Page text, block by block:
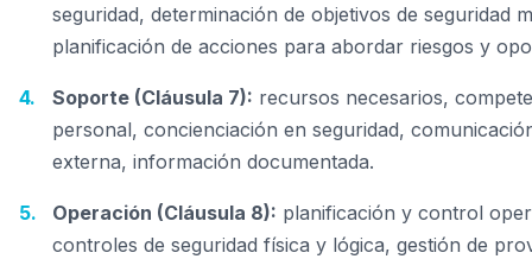
seguridad, determinación de objetivos de seguridad
planificación de acciones para abordar riesgos y
Soporte (Cláusula 7): recursos necesarios,
personal, concienciación en seguridad,
externa, información documentada.
Operación (Cláusula 8): planificación y control
controles de seguridad física y lógica, gestión de